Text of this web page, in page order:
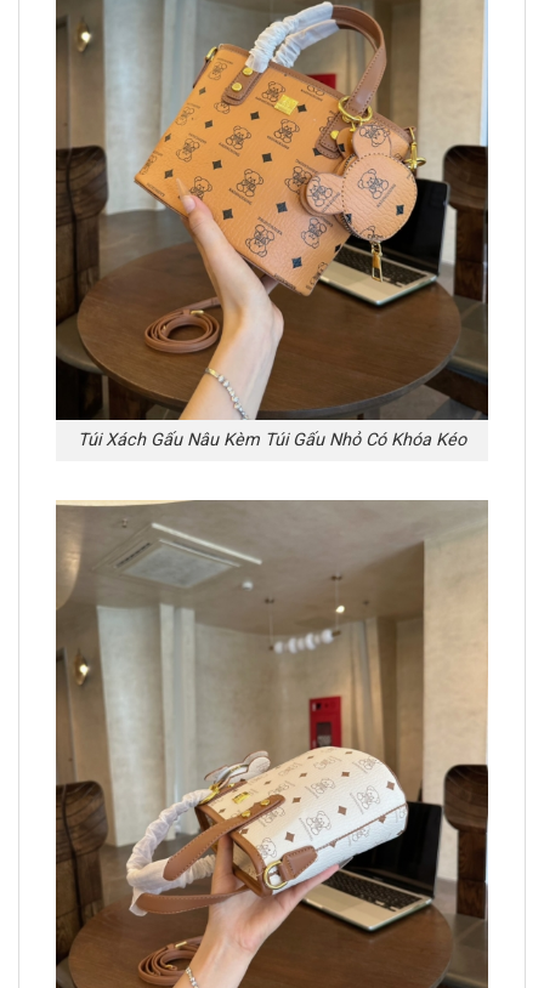
Túi Xách Gấu Nâu Kèm Túi Gấu Nhỏ Có Khóa Kéo